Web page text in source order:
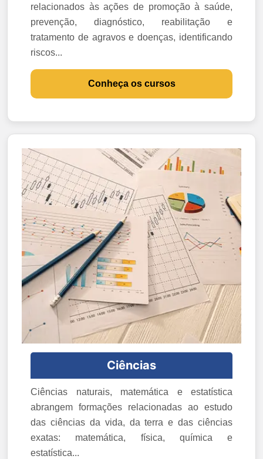
relacionados às ações de promoção à saúde,
prevenção, diagnóstico, reabilitação e
tratamento de agravos e doenças, identificando
riscos...
Conheça os cursos
Ciências
Ciências naturais, matemática e estatística
abrangem formações relacionadas ao estudo
das ciências da vida, da terra e das ciências
exatas: matemática, física, química e
estatística...